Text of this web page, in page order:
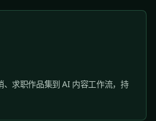
、求职作品集到 AI 内容工作流，持